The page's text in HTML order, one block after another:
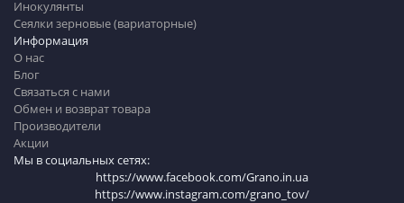
Информация
О нас
Блог
Связаться с нами
Обмен и возврат товара
Производители
Акции
Мы в социальных сетях:
https://www.facebook.com/Grano.in.ua
https://www.instagram.com/grano_tov/
Инокулянты
Сеялки зерновые (вариаторные)